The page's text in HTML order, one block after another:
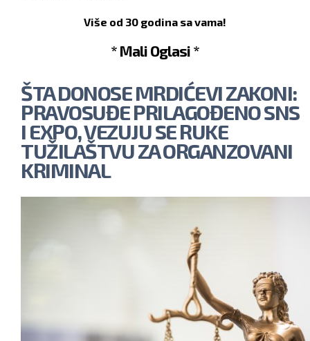
Više od 30 godina sa vama!
* Mali Oglasi *
ŠTA DONOSE MRDIĆEVI ZAKONI:
PRAVOSUĐE PRILAGOĐENO SNS
I EXPO, VEZUJU SE RUKE
TUŽILAŠTVU ZA ORGANZOVANI
KRIMINAL